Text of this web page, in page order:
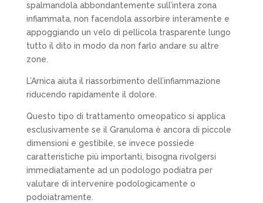
spalmandola abbondantemente sull’intera zona
infiammata, non facendola assorbire interamente e
appoggiando un velo di pellicola trasparente lungo
tutto il dito in modo da non farlo andare su altre
zone.
L’Arnica aiuta il riassorbimento dell’infiammazione
riducendo rapidamente il dolore.
Questo tipo di trattamento omeopatico si applica
esclusivamente se il Granuloma è ancora di piccole
dimensioni e gestibile, se invece possiede
caratteristiche più importanti, bisogna rivolgersi
immediatamente ad un podologo podiatra per
valutare di intervenire podologicamente o
podoiatramente.